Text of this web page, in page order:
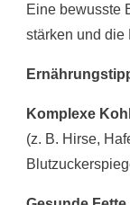
Eine bewusste
stärken und die
Komplexe
(z. B. Hirse,